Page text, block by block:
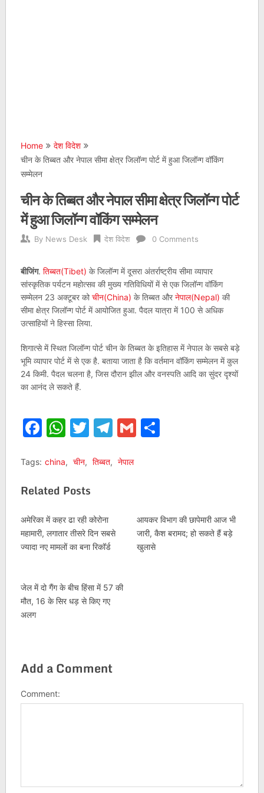
Home
देश विदेश
चीन के तिब्बत और नेपाल सीमा क्षेत्र जिलॉन्ग पोर्ट में हुआ जिलॉन्ग वॉकिंग
सम्मेलन
चीन के तिब्बत और नेपाल सीमा क्षेत्र जिलॉन्ग पोर्ट
में हुआ जिलॉन्ग वॉकिंग सम्मेलन
By News Desk देश विदेश 0 Comments
बीजिंग. तिब्बत(Tibet) के जिलॉन्ग में दूसरा अंतर्राष्ट्रीय सीमा व्यापार
सांस्कृतिक पर्यटन महोत्सव की मुख्य गतिविधियों में से एक जिलॉन्ग वॉकिंग
सम्मेलन 23 अक्टूबर कोचीन(China) के तिब्बत और नेपाल(Nepal) की
सीमा क्षेत्र जिलॉन्ग पोर्ट में आयोजित हुआ. पैदल यात्रा में 100 से अधिक
उत्साहियों ने हिस्सा लिया.
शिगात्से में स्थित जिलॉन्ग पोर्ट चीन के तिब्बत के इतिहास में नेपाल के सबसे बड़े
भूमि व्यापार पोर्ट में से एक है. बताया जाता है कि वर्तमान वॉकिंग सम्मेलन में कुल
24 किमी. पैदल चलना है, जिस दौरान झील और वनस्पति आदि का सुंदर दृश्यों
का आनंद ले सकते हैं.
Facebook
WhatsApp
Twitter
Telegram
GmailShare
Tags: china, चीन, तिब्बत, नेपाल
Related Posts
अमेरिका में कहर ढा रही कोरोना
महामारी, लगातार तीसरे दिन सबसे
ज्यादा नए मामलों का बना रिकॉर्ड
आयकर विभाग की छापेमारी आज भी
जारी, कैश बरामद; हो सकते हैं बड़े
खुलासे
जेल में दो गैंग के बीच हिंसा में 57 की
मौत, 16 के सिर धड़ से किए गए
अलग
Add a Comment
Comment: